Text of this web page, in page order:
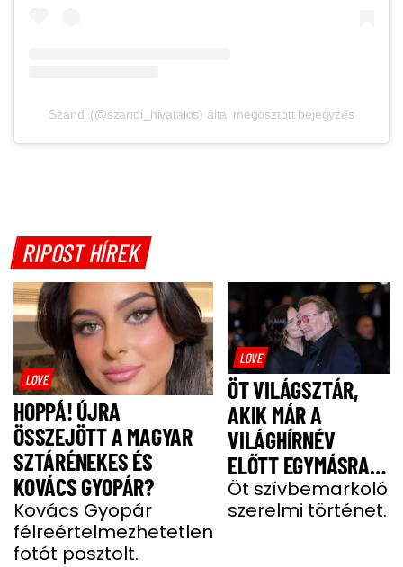
Szandi (@szandi_hivatalos) által megosztott bejegyzés
RIPOST HÍREK
LOVE
HOPPÁ! ÚJRA
ÖSSZEJÖTT A MAGYAR
SZTÁRÉNEKES ÉS
KOVÁCS GYOPÁR?
Kovács Gyopár
félreértelmezhetetlen
fotót posztolt.
LOVE
ÖT VILÁGSZTÁR,
AKIK MÁR A
VILÁGHÍRNÉV
ELŐTT EGYMÁSRA
TALÁLTAK
Öt szívbemarkoló
szerelmi történet.